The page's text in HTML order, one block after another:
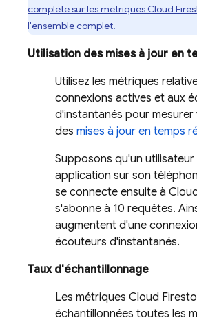
complète sur les métriques Cloud
l'ensemble complet.
Utilisation des mises à jour en
Utilisez les métriques
connexions actives et aux
d'instantanés pour
des mises à jour en temps
Supposons qu'un
application sur son
se connecte ensuite à
s'abonne à 10 requêtes.
augmentent d'une
écouteurs d'instantanés.
Taux d'échantillonnage
Les métriques Cloud
échantillonnées toutes les